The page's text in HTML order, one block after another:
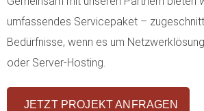
umfassendes Servicepaket –
Bedürfnisse, wenn es um
oder Server-Hosting.
JETZT PROJEKT ANFRAGEN